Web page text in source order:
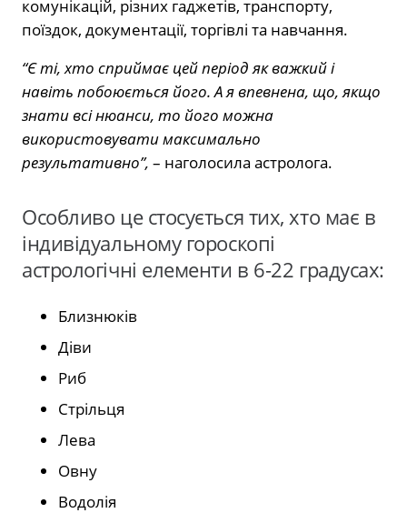
комунікацій, різних гаджетів, транспорту,
поїздок, документації, торгівлі та навчання.
“Є ті, хто сприймає цей період як важкий і
навіть побоюється його. А я впевнена, що, якщо
знати всі нюанси, то його можна
використовувати максимально
результативно”, – наголосила астролога.
Особливо це стосується тих, хто має в
індивідуальному гороскопі
астрологічні елементи в 6-22 градусах:
Близнюків
Діви
Риб
Стрільця
Лева
Овну
Водолія